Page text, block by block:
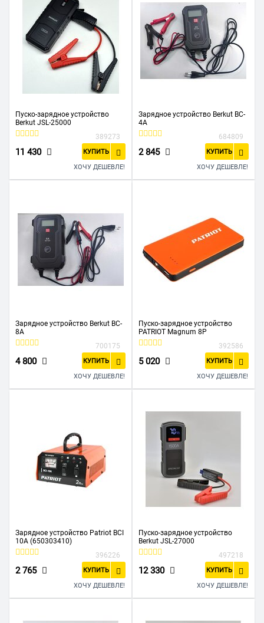
Пуско-зарядное устройство
Berkut JSL-25000
389273
11 430 КУПИТЬ
ХОЧУ ДЕШЕВЛЕ!
Зарядное устройство Berkut BC-
4A
684809
2 845 КУПИТЬ
ХОЧУ ДЕШЕВЛЕ!
Зарядное устройство Berkut BC-
8A
700175
4 800 КУПИТЬ
ХОЧУ ДЕШЕВЛЕ!
Пуско-зарядное устройство
PATRIOT Magnum 8P
392586
5 020 КУПИТЬ
ХОЧУ ДЕШЕВЛЕ!
Зарядное устройство Patriot BCI
10A (650303410)
396226
2 765 КУПИТЬ
ХОЧУ ДЕШЕВЛЕ!
Пуско-зарядное устройство
Berkut JSL-27000
497218
12 330 КУПИТЬ
ХОЧУ ДЕШЕВЛЕ!